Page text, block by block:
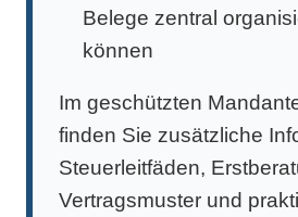
Belege zentral
können
Im geschützten
finden Sie zusätzliche
Steuerleitfäden,
Vertragsmuster und